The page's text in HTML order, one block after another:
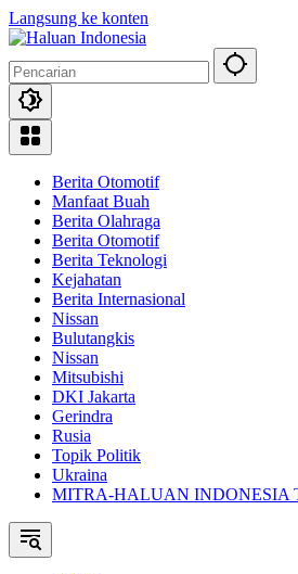
Langsung ke konten
Berita Otomotif
Manfaat Buah
Berita Olahraga
Berita Otomotif
Berita Teknologi
Kejahatan
Berita Internasional
Nissan
Bulutangkis
Nissan
Mitsubishi
DKI Jakarta
Gerindra
Rusia
Topik Politik
Ukraina
MITRA-HALUAN INDONESIA